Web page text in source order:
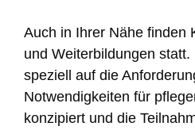
Auch in Ihrer Nähe finden
und Weiterbildungen statt.
speziell auf die
Notwendigkeiten für
konzipiert und die